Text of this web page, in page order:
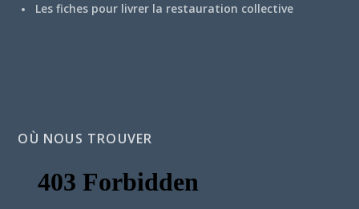
Les fiches pour livrer la restauration collective
OÙ NOUS TROUVER